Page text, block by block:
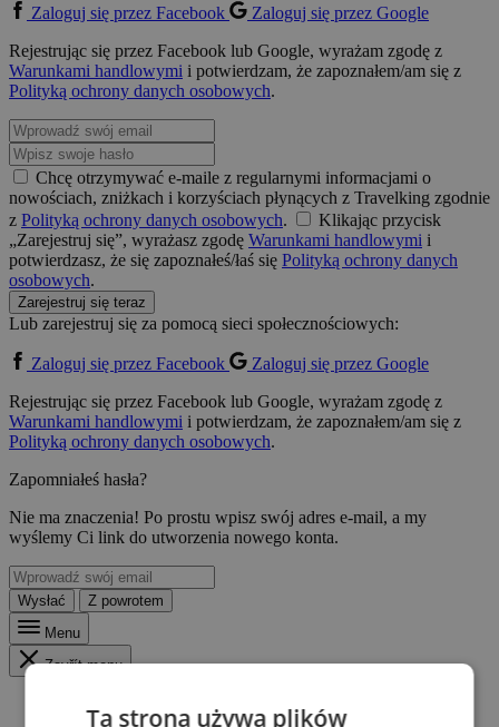
Zaloguj się przez Facebook
Zaloguj się przez Google
Rejestrując się przez Facebook lub Google, wyrażam zgodę z
Warunkami handlowymi i potwierdzam, że zapoznałem/am się z
Polityką ochrony danych osobowych.
Chcę otrzymywać e-maile z regularnymi informacjami o
nowościach, zniżkach i korzyściach płynących z Travelking zgodnie
z Polityką ochrony danych osobowych.
Klikając przycisk
„Zarejestruj się”, wyrażasz zgodę Warunkami handlowymi i
potwierdzasz, że się zapoznałeś/łaś się Polityką ochrony danych
osobowych.
Zarejestruj się teraz
Lub zarejestruj się za pomocą sieci społecznościowych:
Zaloguj się przez Facebook
Zaloguj się przez Google
Rejestrując się przez Facebook lub Google, wyrażam zgodę z
Warunkami handlowymi i potwierdzam, że zapoznałem/am się z
Polityką ochrony danych osobowych.
Zapomniałeś hasła?
Nie ma znaczenia! Po prostu wpisz swój adres e-mail, a my
wyślemy Ci link do utworzenia nowego konta.
Wysłać
Z powrotem
Menu
Zavřít menu
Ta strona używa plików